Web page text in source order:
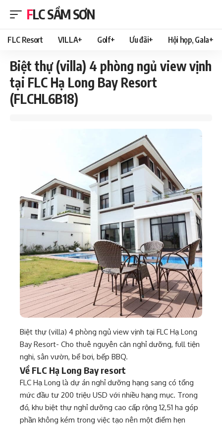
FLC SẦM SƠN
FLC Resort VILLA+ Golf+ Ưu đãi+ Hội họp, Gala+
Biệt thự (villa) 4 phòng ngủ view vịnh
tại FLC Hạ Long Bay Resort
(FLCHL6B18)
Biệt thự (villa) 4 phòng ngủ view vịnh tại FLC Hạ Long
Bay Resort- Cho thuê nguyên căn nghỉ dưỡng, full tiện
nghi, sân vườn, bể bơi, bếp BBQ.
Về FLC Hạ Long Bay resort
FLC Hạ Long là dự án nghỉ dưỡng hạng sang có tổng
mức đầu tư 200 triệu USD với nhiều hạng mục. Trong
đó, khu biệt thự nghỉ dưỡng cao cấp rộng 12,51 ha góp
phần không kém trong việc tạo nên một điểm hẹn